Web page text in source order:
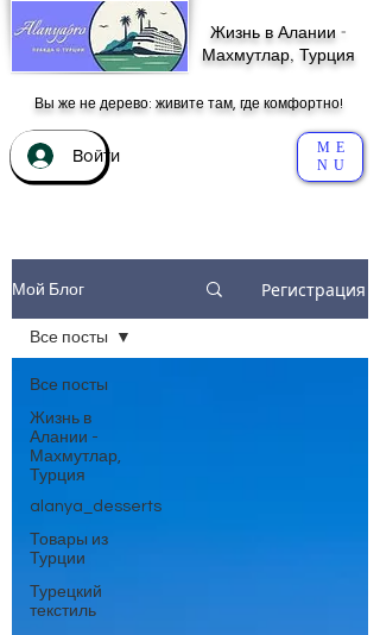
Жизнь в Алании -
Махмутлар, Турция
Вы же не дерево: живите там, где комфортно!
Войти
ME
NU
Мой Блог Регистрация
Все посты
Жизнь в
Алании -
Махмутлар,
Турция
alanya_desserts
Товары из
Турции
Турецкий
текстиль
Все посты